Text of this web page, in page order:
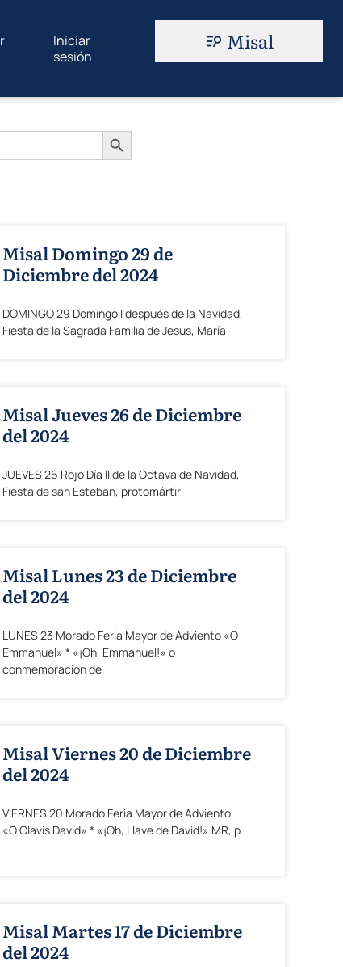
Iniciar
sesión
Misal
Botón de búsqueda
Misal Domingo 29 de
Diciembre del 2024
DOMINGO 29 Domingo I después de la Navidad,
Fiesta de la Sagrada Familia de Jesus, María
Misal Jueves 26 de Diciembre
del 2024
JUEVES 26 Rojo Día II de la Octava de Navidad,
Fiesta de san Esteban, protomártir
Misal Lunes 23 de Diciembre
del 2024
LUNES 23 Morado Feria Mayor de Adviento «O
Emmanuel» * «¡Oh, Emmanuel!» o
conmemoración de
Misal Viernes 20 de Diciembre
del 2024
VIERNES 20 Morado Feria Mayor de Adviento
«O Clavis David» * «¡Oh, Llave de David!» MR, p.
Misal Martes 17 de Diciembre
del 2024